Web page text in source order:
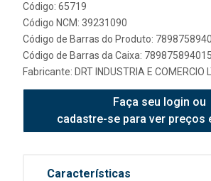
Código: 65719
Código NCM: 39231090
Código de Barras do Produto:
Código de Barras da Caixa:
Fabricante: DRT INDUSTRIA E COMERCIO
Faça seu login ou
cadastre-se para ver preços
Características